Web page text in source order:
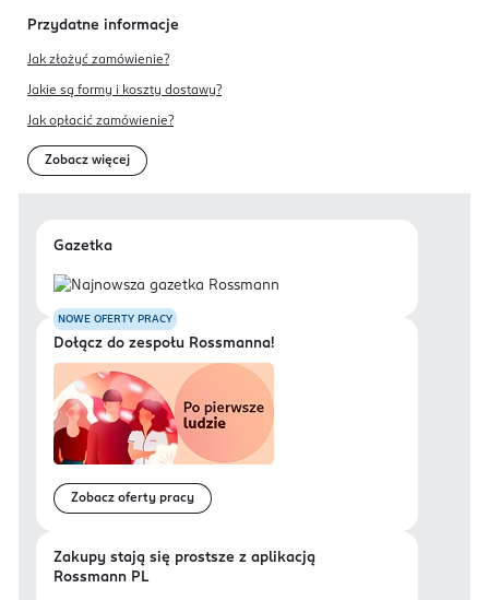
Przydatne informacje
Jak złożyć zamówienie?
Jakie są formy i koszty dostawy?
Jak opłacić zamówienie?
Zobacz więcej
Gazetka
NOWE OFERTY PRACY
Dołącz do zespołu Rossmanna!
Zobacz oferty pracy
Zakupy stają się prostsze z aplikacją
Rossmann PL